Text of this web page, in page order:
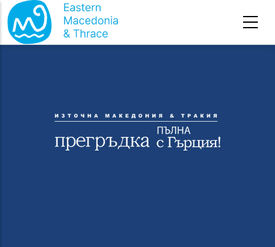
Премини към основното съдържание